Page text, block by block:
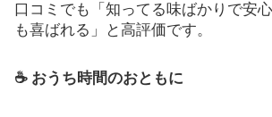
口コミでも「知ってる味ばかりで安
も喜ばれる」と高評価です。
☕ おうち時間のおともに